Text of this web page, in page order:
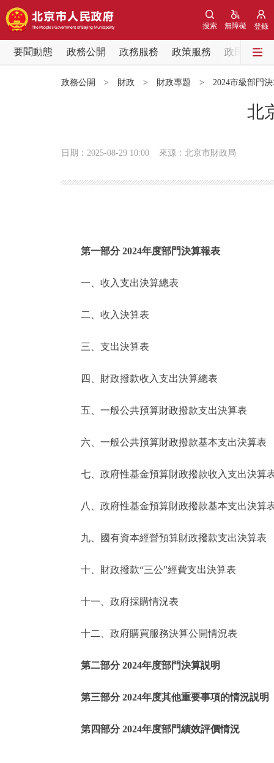
登錄
無障礙
搜索
要聞動態 政務公開 政務服務 政策服務
政民互動
便民服務
仲介服務
政民互動
12345網上接訴即辦
參與調查
走進北京
北京概況
綠色北京
ENGLISH
政務公開 > 財政 > 財政專題 > 2024市級部門
北
日期：2025-08-29 10:00 來源：北京市財政局
第一部分 2024年度部門決算報表
一、收入支出決算總表
二、收入決算表
三、支出決算表
四、財政撥款收入支出決算總表
五、一般公共預算財政撥款支出決算表
六、一般公共預算財政撥款基本支出決算表
七、政府性基金預算財政撥款收入支出決算
八、政府性基金預算財政撥款基本支出決算
九、國有資本經營預算財政撥款支出決算表
十、財政撥款“三公”經費支出決算表
十一、政府採購情況表
十二、政府購買服務決算公開情況表
第二部分 2024年度部門決算説明
第三部分 2024年度其他重要事項的情況説明
第四部分 2024年度部門績效評價情況